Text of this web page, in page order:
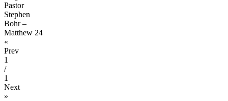
Pastor
Stephen
Bohr –
Matthew 24
«
Prev
1
/
1
Next
»